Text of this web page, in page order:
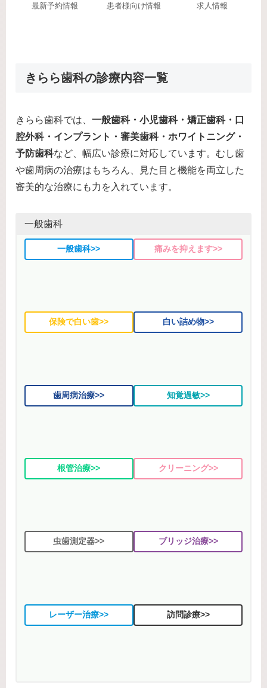
最新予約情報 患者様向け情報 求人情報
きらら歯科の診療内容一覧
きらら歯科では、 一般歯科・小児歯科・矯正歯科・口
腔外科・インプラント・審美歯科・ホワイトニング・
予防歯科など、幅広い診療に対応しています。むし歯
や歯周病の治療はもちろん、見た目と機能を両立した
審美的な治療にも力を入れています。
一般歯科
一般歯科>> 痛みを抑えます>>
保険で白い歯>> 白い詰め物>>
歯周病治療>> 知覚過敏>>
根管治療>> クリーニング>>
虫歯測定器>> ブリッジ治療>>
レーザー治療>> 訪問診療>>